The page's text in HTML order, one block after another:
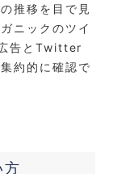
推移を目で見
ニックのツイ
告とTwitter
約的に確認で
方